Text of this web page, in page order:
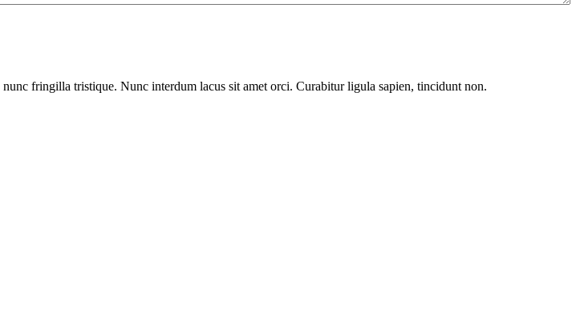
fringilla tristique. Nunc interdum lacus sit amet orci. Curabitur ligula sapien, tincidunt non.